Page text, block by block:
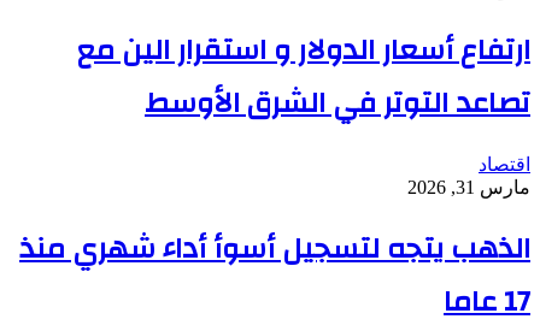
ارتفاع أسعار الدولار و استقرار الين مع
تصاعد التوتر في الشرق الأوسط
اقتصاد
مارس 31, 2026
الذهب يتجه لتسجيل أسوأ أداء شهري منذ
17 عاما